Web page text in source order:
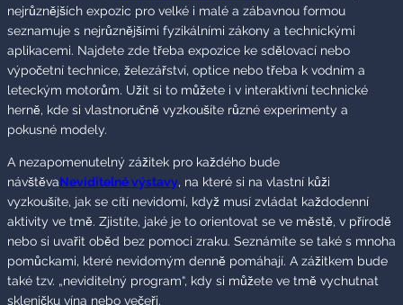
nejrůznějších expozic pro velké i malé a zábavnou formou
seznamuje s nejrůznějšími fyzikálními zákony a technickými
aplikacemi. Najdete zde třeba expozice ke sdělovací nebo
výpočetní technice, železářství, optice nebo třeba k vodním a
leteckým motorům. Užít si to můžete i v interaktivní technické
herně, kde si vlastnoručně vyzkoušíte různé experimenty a
pokusné modely.
A nezapomenutelný zážitek pro každého bude
návštěvaNeviditelnévýstavy, na které si na vlastní kůži
vyzkoušíte, jak se cítí nevidomí, když musí zvládat každodenní
aktivity ve tmě. Zjistíte, jaké je to orientovat se ve městě, v přírodě
nebo si uvařit oběd bez pomoci zraku. Seznámíte se také s mnoha
pomůckami, které nevidomým denně pomáhají. A zážitkem bude
také tzv. „neviditelný program“, kdy si můžete ve tmě vychutnat
skleničku vína nebo večeři.